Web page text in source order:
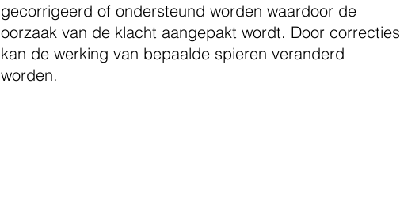
gecorrigeerd of ondersteund worden waardoor de
oorzaak van de klacht aangepakt wordt. Door correcties
kan de werking van bepaalde spieren veranderd
worden.